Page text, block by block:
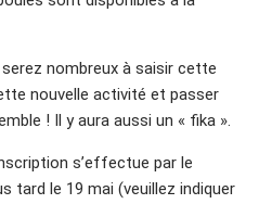
nombreux à saisir cette
nouvelle activité et passer
! Il y aura aussi un « fika ».
s’effectue par le
tard le 19 mai (veuillez indiquer